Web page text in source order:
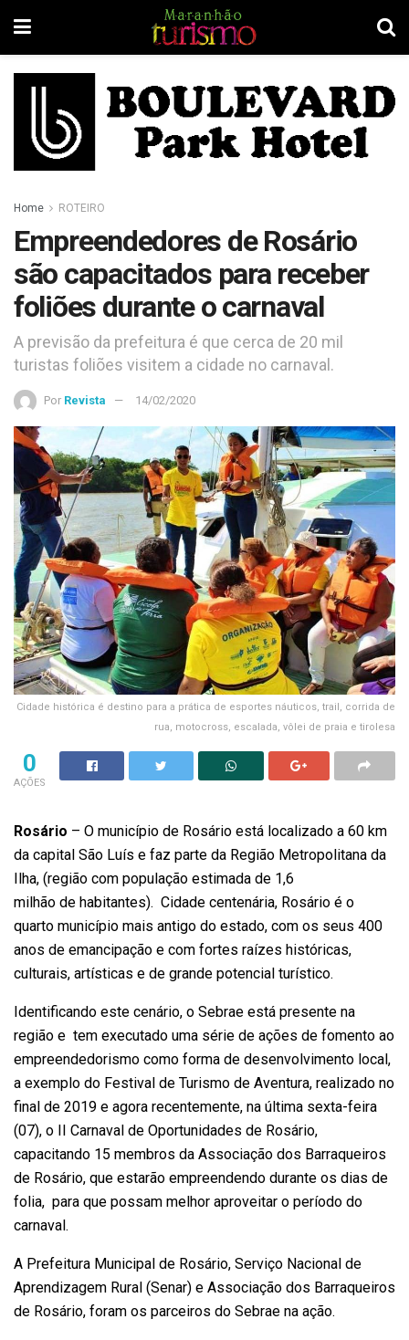
Home ROTEIRO
Empreendedores de Rosário
são capacitados para receber
foliões durante o carnaval
A previsão da prefeitura é que cerca de 20 mil
turistas foliões visitem a cidade no carnaval.
Por Revista 14/02/2020
Cidade histórica é destino para a prática de esportes náuticos, trail, corrida de
rua, motocross, escalada, vôlei de praia e tirolesa
0
AÇÕES
Rosário – O município de Rosário está localizado a 60 km
da capital São Luís e faz parte da Região Metropolitana da
Ilha, (região com população estimada de 1,6
milhão de habitantes). Cidade centenária, Rosário é o
quarto município mais antigo do estado, com os seus 400
anos de emancipação e com fortes raízes históricas,
culturais, artísticas e de grande potencial turístico.
Identificando este cenário, o Sebrae está presente na
região e tem executado uma série de ações de fomento ao
empreendedorismo como forma de desenvolvimento local,
a exemplo do Festival de Turismo de Aventura, realizado no
final de 2019 e agora recentemente, na última sexta-feira
(07), o II Carnaval de Oportunidades de Rosário,
capacitando 15 membros da Associação dos Barraqueiros
de Rosário, que estarão empreendendo durante os dias de
folia, para que possam melhor aproveitar o período do
carnaval.
A Prefeitura Municipal de Rosário, Serviço Nacional de
Aprendizagem Rural (Senar) e Associação dos Barraqueiros
de Rosário, foram os parceiros do Sebrae na ação.